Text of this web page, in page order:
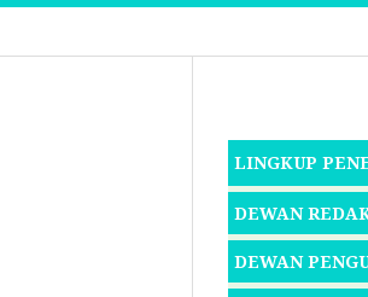
LINGKUP
DEWAN
DEWAN